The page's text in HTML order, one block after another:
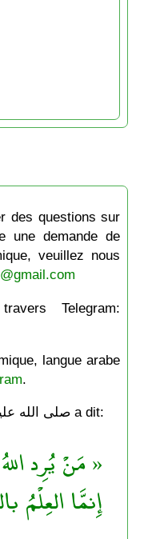
des questions sur
une demande de
veuillez nous
Telegram:
langue arabe
.
Le Messager de Allâh صلى الله عليه وسلّم a dit:
« مَنْ يُرِد
إِنمَّا العِلْمُ